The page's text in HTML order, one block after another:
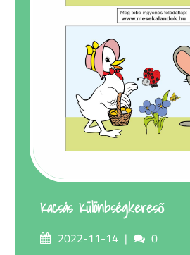
Kacsás Különbségkereső
Posted2022-11-14
0